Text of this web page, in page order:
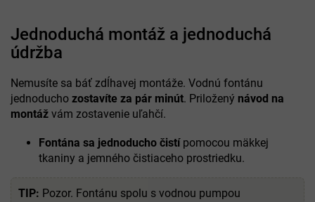
Jednoduchá montáž a jednoduchá
údržba
Nemusíte sa báť zdĺhavej montáže. Vodnú fontánu
jednoducho zostavíte za pár minút. Priložený návod na
montáž vám zostavenie uľahčí.
Fontána sa jednoducho čistípomocou mäkkej
tkaniny a jemného čistiaceho prostriedku.
TIP: Pozor. Fontánu spolu s vodnou pumpou